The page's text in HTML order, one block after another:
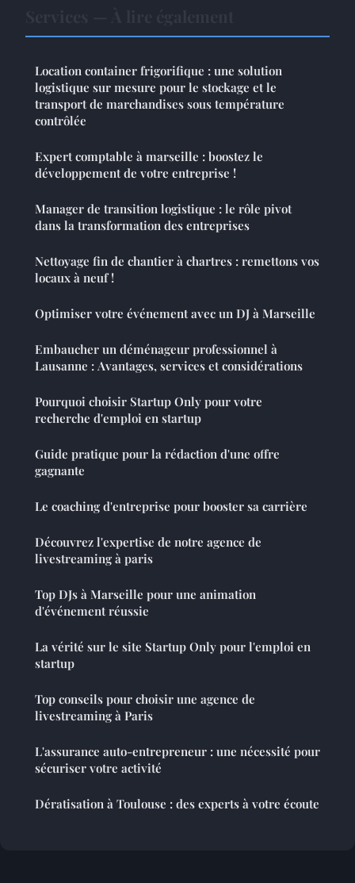
Location container frigorifique : une solution
logistique sur mesure pour le stockage et le
transport de marchandises sous température
contrôlée
Expert comptable à marseille : boostez le
développement de votre entreprise !
Manager de transition logistique : le rôle pivot
dans la transformation des entreprises
Nettoyage fin de chantier à chartres : remettons vos
locaux à neuf !
Optimiser votre événement avec un DJ à Marseille
Embaucher un déménageur professionnel à
Lausanne : Avantages, services et considérations
Pourquoi choisir Startup Only pour votre
recherche d'emploi en startup
Guide pratique pour la rédaction d'une offre
gagnante
Le coaching d'entreprise pour booster sa carrière
Découvrez l'expertise de notre agence de
livestreaming à paris
Top DJs à Marseille pour une animation
d'événement réussie
La vérité sur le site Startup Only pour l'emploi en
startup
Top conseils pour choisir une agence de
livestreaming à Paris
L'assurance auto-entrepreneur : une nécessité pour
sécuriser votre activité
Dératisation à Toulouse : des experts à votre écoute